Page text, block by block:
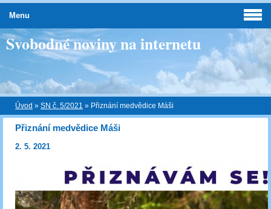
Svobodné noviny na internetu
Úvod » SN č. 5/2021 » Přiznání medvědice Máši
Přiznání medvědice Máši
2. 5. 2021
Menu